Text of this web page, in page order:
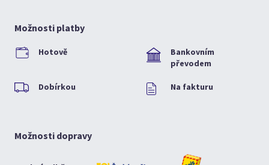
Možnosti platby
Hotově
Bankovním
převodem
Dobírkou Na fakturu
Možnosti dopravy